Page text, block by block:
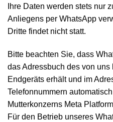
Ihre Daten werden stets nur
Anliegens per WhatsApp
Dritte findet nicht statt.
Bitte beachten Sie, dass
das Adressbuch des von
Endgeräts erhält und im
Telefonnummern
Mutterkonzerns Meta
Für den Betrieb unseres